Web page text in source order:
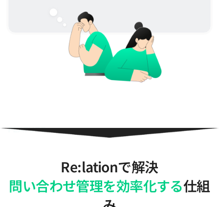
Re:lationで解決
問い合わせ管理を効率化する仕組
FEATURE